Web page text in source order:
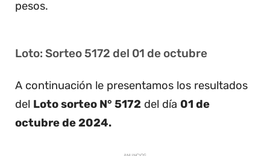
pesos.
Loto: Sorteo 5172 del 01 de octubre
A continuación le presentamos los resultados
del Loto sorteo N° 5172 del día 01 de
octubre de 2024.